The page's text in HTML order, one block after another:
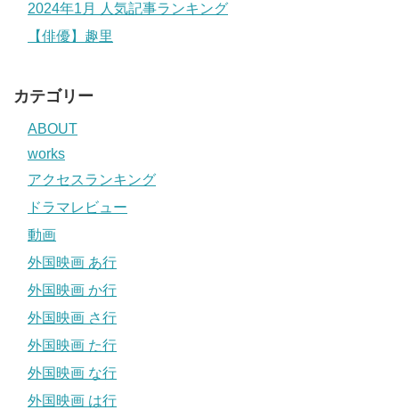
2024年1月 人気記事ランキング
【俳優】趣里
カテゴリー
ABOUT
works
アクセスランキング
ドラマレビュー
動画
外国映画 あ行
外国映画 か行
外国映画 さ行
外国映画 た行
外国映画 な行
外国映画 は行